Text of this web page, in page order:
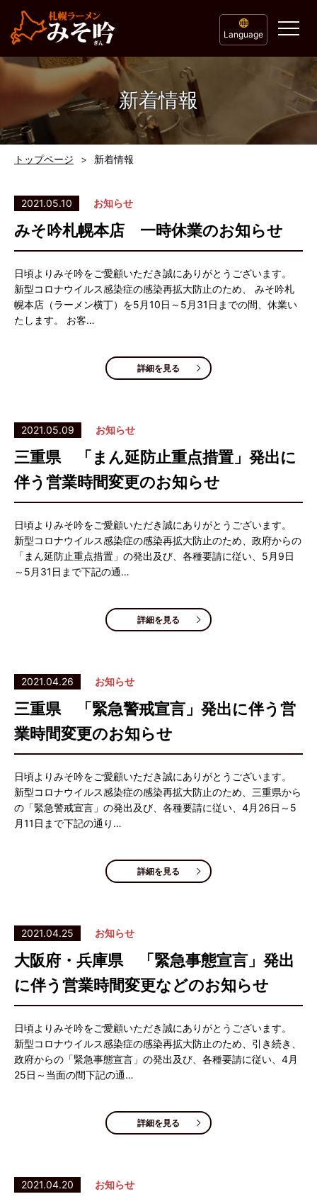
Language
新着情報
トップページ 新着情報
2021.05.10 お知らせ
みそ吟札幌本店 一時休業のお知らせ
日頃よりみそ吟をご愛顧いただき誠にありがとうございます。
新型コロナウイルス感染症の感染再拡大防止のため、 みそ吟札
幌本店（ラーメン横丁）を5月10日～5月31日までの間、休業い
たします。 お客…
詳細を見る
2021.05.09 お知らせ
三重県 「まん延防止重点措置」発出に
伴う営業時間変更のお知らせ
日頃よりみそ吟をご愛顧いただき誠にありがとうございます。
新型コロナウイルス感染症の感染再拡大防止のため、政府からの
「まん延防止重点措置」の発出及び、各種要請に従い、5月9日
～5月31日まで下記の通…
詳細を見る
2021.04.26 お知らせ
三重県 「緊急警戒宣言」発出に伴う営
業時間変更のお知らせ
日頃よりみそ吟をご愛顧いただき誠にありがとうございます。
新型コロナウイルス感染症の感染再拡大防止のため、三重県から
の「緊急警戒宣言」の発出及び、各種要請に従い、4月26日～5
月11日まで下記の通り…
詳細を見る
2021.04.25 お知らせ
大阪府・兵庫県 「緊急事態宣言」発出
に伴う営業時間変更などのお知らせ
日頃よりみそ吟をご愛顧いただき誠にありがとうございます。
新型コロナウイルス感染症の感染再拡大防止のため、引き続き、
政府からの「緊急事態宣言」の発出及び、各種要請に従い、4月
25日～当面の間下記の通…
詳細を見る
2021.04.20 お知らせ